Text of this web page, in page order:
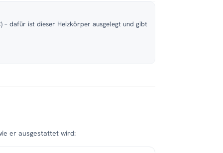
dafür ist dieser Heizkörper ausgelegt und gibt
er ausgestattet wird: